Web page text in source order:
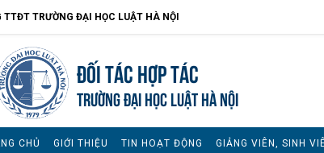
TTĐT TRƯỜNG ĐẠI HỌC LUẬT HÀ NỘI
Đối tác hợp tác
TRƯỜNG ĐẠI HỌC LUẬT HÀ NỘI
CHỦ GIỚI THIỆU TIN HOẠT ĐỘNG GIẢNG VIÊN, SINH